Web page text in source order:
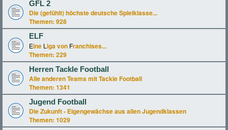
GFL 2
Die (gefühlt) höchste deutsche Spielklasse...
Themen: 928
ELF
Eine L iga von Franchises...
Themen: 229
Herren Tackle Football
Alle anderen Teams mit Tackle Football
Themen: 1341
Jugend Football
Die Zukunft - Eigengewächse aus allen Jugendklassen
Themen: 1029